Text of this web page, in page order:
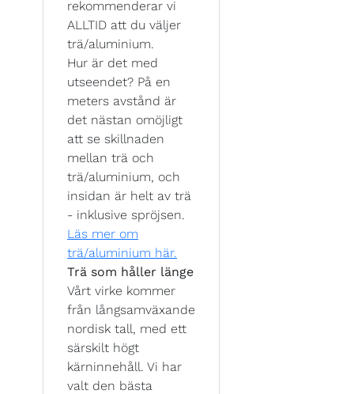
rekommenderar vi
ALLTID att du väljer
trä/aluminium.
Hur är det med
utseendet? På en
meters avstånd är
det nästan omöjligt
att se skillnaden
mellan trä och
trä/aluminium, och
insidan är helt av trä
- inklusive spröjsen.
Läs mer om
trä/aluminium här.
Trä som håller länge
Vårt virke kommer
från långsamväxande
nordisk tall, med ett
särskilt högt
kärninnehåll. Vi har
valt den bästa